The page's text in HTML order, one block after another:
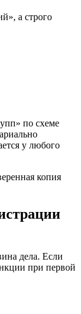
а строго
по схеме
у любого
копия
дела. Если
при первой